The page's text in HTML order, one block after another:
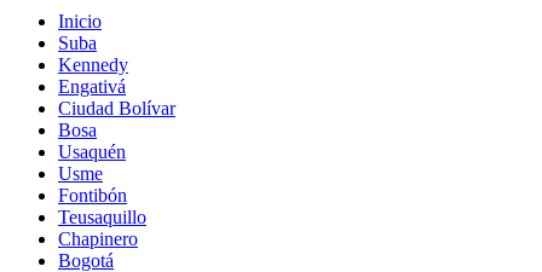
Inicio
Suba
Kennedy
Engativá
Ciudad Bolívar
Bosa
Usaquén
Usme
Fontibón
Teusaquillo
Chapinero
Bogotá